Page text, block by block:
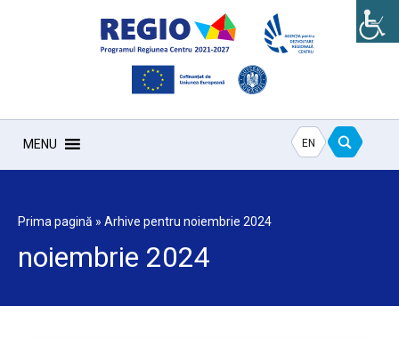
MENU EN
Prima pagină » Arhive pentru noiembrie 2024
noiembrie 2024